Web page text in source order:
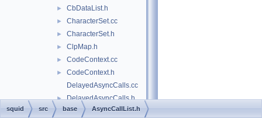
► CbDataList.h
► CharacterSet.cc
► CharacterSet.h
► ClpMap.h
► CodeContext.cc
►
CodeContext.h
DelayedAsyncCalls.cc
► DelayedAsyncCalls.h
► EnumIterator.h
squid src base AsyncCallList.h